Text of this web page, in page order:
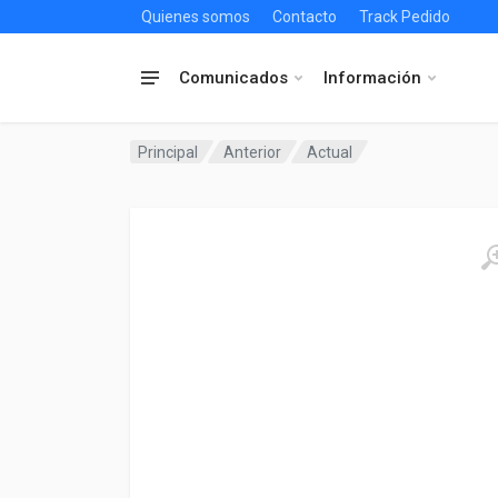
Quienes somos Contacto Track Pedido
Comunicados Información
Principal Anterior Actual